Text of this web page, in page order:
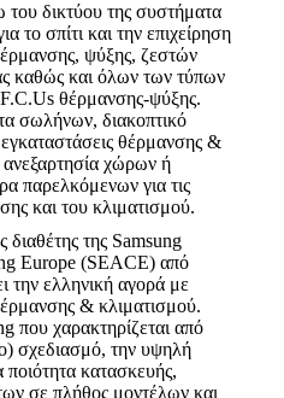
του δικτύου της συστήματα
το σπίτι και την επιχείρηση
ψύξης, ζεστών
καθώς και όλων των τύπων
θέρμανσης-ψύξης.
σωλήνων, διακοπτικό
θέρμανσης &
ανεξαρτησία χώρων ή
παρελκόμενων για τις
και του κλιματισμού.
διαθέτης της Samsung
Europe (SEACE) από
την ελληνική αγορά με
& κλιματισμού.
που χαρακτηρίζεται από
σχεδιασμό, την υψηλή
κατασκευής,
σε πλήθος μοντέλων και